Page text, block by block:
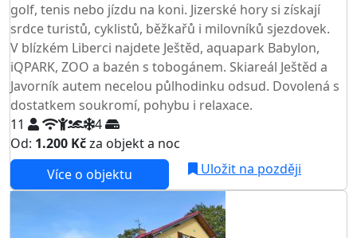
golf, tenis nebo jízdu na koni. Jizerské hory si získají
srdce turistů, cyklistů, běžkařů i milovníků sjezdovek.
V blízkém Liberci najdete Ještěd, aquapark Babylon,
iQPARK, ZOO a bazén s tobogánem. Skiareál Ještěd a
Javorník autem necelou půlhodinku odsud. Dovolená s
dostatkem soukromí, pohybu i relaxace.
11
4
Od: 1.200 Kčza objekt a noc
Více o objektu Uložit na později